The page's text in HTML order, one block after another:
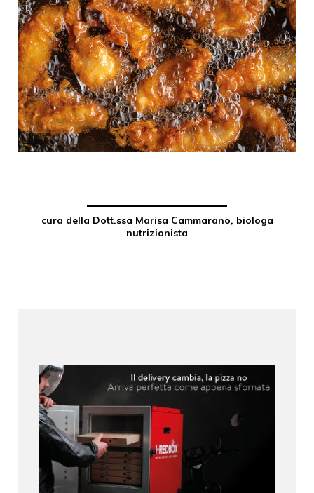
cura della Dott.ssa Marisa Cammarano, biologa
nutrizionista